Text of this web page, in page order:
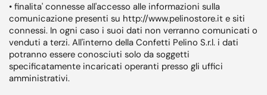
• finalita' connesse all'accesso alle informazioni sulla
comunicazione presenti su http://www.pelinostore.it e siti
connessi. In ogni caso i suoi dati non verranno comunicati o
venduti a terzi. All'interno della Confetti Pelino S.r.l. i dati
potranno essere conosciuti solo da soggetti
specificatamente incaricati operanti presso gli uffici
amministrativi.